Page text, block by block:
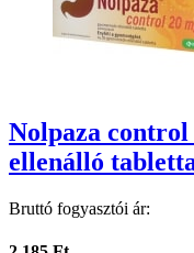
Nolpaza
ellenálló
Bruttó fogyasztói ár: